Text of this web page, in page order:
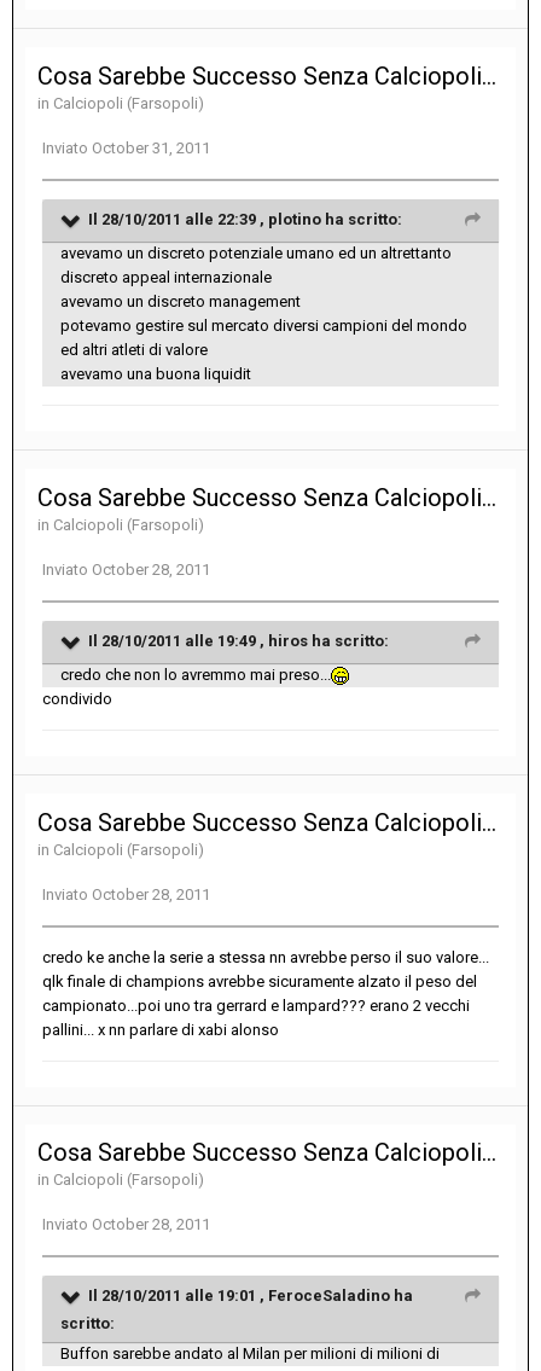
Cosa Sarebbe Successo Senza Calciopoli...
in Calciopoli (Farsopoli)
Inviato October 31, 2011
Il 28/10/2011 alle 22:39 , plotino ha scritto:
avevamo un discreto potenziale umano ed un altrettanto
discreto appeal internazionale
avevamo un discreto management
potevamo gestire sul mercato diversi campioni del mondo
ed altri atleti di valore
avevamo una buona liquidit
Cosa Sarebbe Successo Senza Calciopoli...
in Calciopoli (Farsopoli)
Inviato October 28, 2011
Il 28/10/2011 alle 19:49 , hiros ha scritto:
credo che non lo avremmo mai preso...
condivido
Cosa Sarebbe Successo Senza Calciopoli...
in Calciopoli (Farsopoli)
Inviato October 28, 2011
credo ke anche la serie a stessa nn avrebbe perso il suo valore...
qlk finale di champions avrebbe sicuramente alzato il peso del
campionato...poi uno tra gerrard e lampard??? erano 2 vecchi
pallini... x nn parlare di xabi alonso
Cosa Sarebbe Successo Senza Calciopoli...
in Calciopoli (Farsopoli)
Inviato October 28, 2011
Il 28/10/2011 alle 19:01 , FeroceSaladino ha
scritto:
Buffon sarebbe andato al Milan per milioni di milioni di